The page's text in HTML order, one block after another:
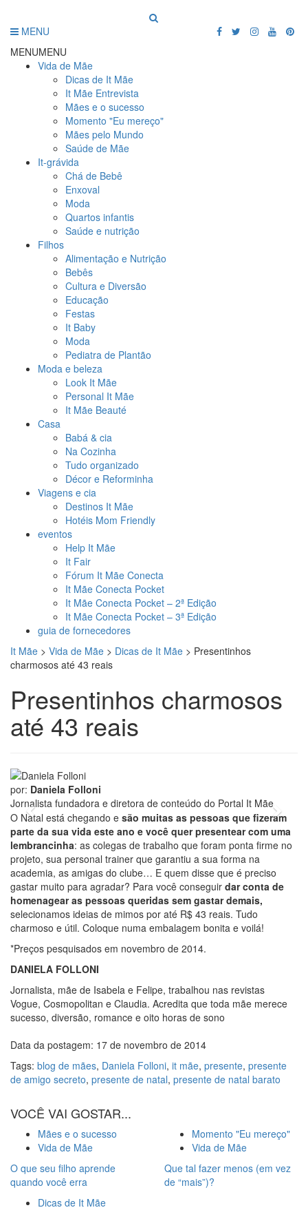
MENU
MENUMENU
Vida de Mãe
Dicas de It Mãe
It Mãe Entrevista
Mães e o sucesso
Momento "Eu mereço"
Mães pelo Mundo
Saúde de Mãe
It-grávida
Chá de Bebê
Enxoval
Moda
Quartos infantis
Saúde e nutrição
Filhos
Alimentação e Nutrição
Bebês
Cultura e Diversão
Educação
Festas
It Baby
Moda
Pediatra de Plantão
Moda e beleza
Look It Mãe
Personal It Mãe
It Mãe Beauté
Casa
Babá & cia
Na Cozinha
Tudo organizado
Décor e Reforminha
Viagens e cia
Destinos It Mãe
Hotéis Mom Friendly
eventos
Help It Mãe
It Fair
Fórum It Mãe Conecta
It Mãe Conecta Pocket
It Mãe Conecta Pocket – 2ª Edição
It Mãe Conecta Pocket – 3ª Edição
guia de fornecedores
It Mãe > Vida de Mãe > Dicas de It Mãe > Presentinhos
charmosos até 43 reais
Presentinhos charmosos
até 43 reais
por: Daniela Folloni
Jornalista fundadora e diretora de conteúdo do Portal It Mãe
Previous Next
O Natal está chegando e são muitas as pessoas que fizeram
parte da sua vida este ano e você quer presentear com uma
lembrancinha: as colegas de trabalho que foram ponta firme no
projeto, sua personal trainer que garantiu a sua forma na
academia, as amigas do clube… E quem disse que é preciso
gastar muito para agradar? Para você conseguir dar conta de
homenagear as pessoas queridas sem gastar demais,
selecionamos ideias de mimos por até R$ 43 reais. Tudo
charmoso e útil. Coloque numa embalagem bonita e voilá!
*Preços pesquisados em novembro de 2014.
DANIELA FOLLONI
Jornalista, mãe de Isabela e Felipe, trabalhou nas revistas
Vogue, Cosmopolitan e Claudia. Acredita que toda mãe merece
sucesso, diversão, romance e oito horas de sono
Data da postagem: 17 de novembro de 2014
Tags: blog de mães, Daniela Folloni, it mãe, presente, presente
de amigo secreto, presente de natal, presente de natal barato
VOCÊ VAI GOSTAR...
Mães e o sucesso
Vida de Mãe
O que seu filho aprende
quando você erra
Momento "Eu mereço"
Vida de Mãe
Que tal fazer menos (em vez
de “mais”)?
Dicas de It Mãe